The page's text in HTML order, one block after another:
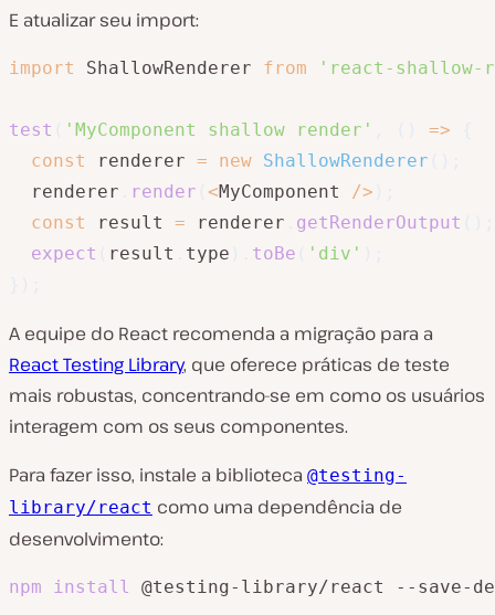
E atualizar seu import:
import ShallowRenderer from 'react-shallow-
test 'MyComponent shallow render' =>
const
renderer = new ShallowRenderer
  renderer
render <MyComponent />
const
result = renderer getRenderOutput
expect
result type toBe 'div'
A equipe do React recomenda a migração para a
React Testing Library, que oferece práticas de teste
mais robustas, concentrando-se em como os usuários
interagem com os seus componentes.
Para fazer isso, instale a biblioteca @testing-
library/react como uma dependência de
desenvolvimento:
npm install @testing-library/react --save-